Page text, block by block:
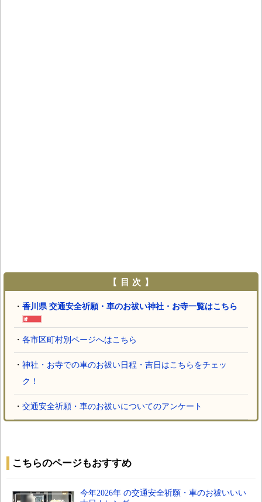
【 目 次 】
・ 香川県 交通安全祈願・車のお祓い神社・お寺一覧はこちら
・ 各市区町村別ページへはこちら
・ 神社・お寺での車のお祓い日程・吉日はこちらをチェッ
ク！
・ 交通安全祈願・車のお祓いについてのアンケート
こちらのページもおすすめ
今年2026年 の交通安全祈願・車のお祓いいい